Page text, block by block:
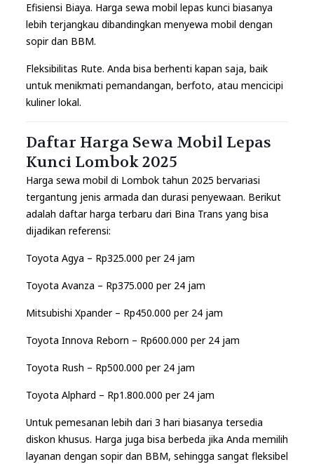
Efisiensi Biaya. Harga sewa mobil lepas kunci biasanya
lebih terjangkau dibandingkan menyewa mobil dengan
sopir dan BBM.
Fleksibilitas Rute. Anda bisa berhenti kapan saja, baik
untuk menikmati pemandangan, berfoto, atau mencicipi
kuliner lokal.
Daftar Harga Sewa Mobil Lepas
Kunci Lombok 2025
Harga sewa mobil di Lombok tahun 2025 bervariasi
tergantung jenis armada dan durasi penyewaan. Berikut
adalah daftar harga terbaru dari Bina Trans yang bisa
dijadikan referensi:
Toyota Agya – Rp325.000 per 24 jam
Toyota Avanza – Rp375.000 per 24 jam
Mitsubishi Xpander – Rp450.000 per 24 jam
Toyota Innova Reborn – Rp600.000 per 24 jam
Toyota Rush – Rp500.000 per 24 jam
Toyota Alphard – Rp1.800.000 per 24 jam
Untuk pemesanan lebih dari 3 hari biasanya tersedia
diskon khusus. Harga juga bisa berbeda jika Anda memilih
layanan dengan sopir dan BBM, sehingga sangat fleksibel